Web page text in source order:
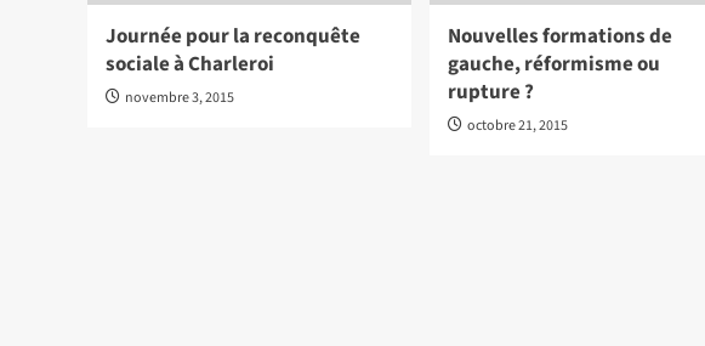
Journée pour la reconquête
sociale à Charleroi
novembre 3, 2015
Nouvelles formations de
gauche, réformisme ou
rupture ?
octobre 21, 2015